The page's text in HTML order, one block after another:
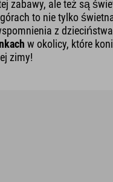
zabawy, ale też są
to nie tylko
z
w okolicy, które
zimy!